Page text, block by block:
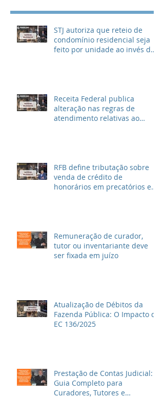
STJ autoriza que reteio de
condomínio residencial seja
feito por unidade ao invés de
Receita Federal publica
alteração nas regras de
atendimento relativas ao
RFB define tributação sobre
venda de crédito de
honorários em precatórios e
Remuneração de curador,
tutor ou inventariante deve
ser fixada em juízo
Atualização de Débitos da
Fazenda Pública: O Impacto da
EC 136/2025
Prestação de Contas Judicial:
Guia Completo para
Curadores, Tutores e